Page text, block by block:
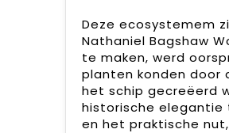
Deze ecosystemem
Nathaniel Bagshaw
te maken, werd
planten konden door
het schip gecreëerd
historische
en het praktische